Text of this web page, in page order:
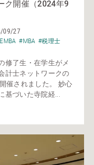
ク開催（2024年9
09/27
#MBA #税理士
修了生・在学生がメ
計士ネットワークの
催されました。 妙心
づいた寺院経...